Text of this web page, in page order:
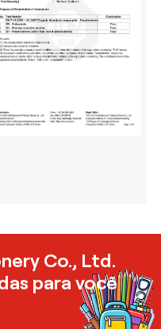
Co., Ltd.
para você